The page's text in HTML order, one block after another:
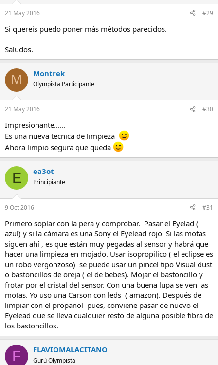
21 May 2016 #29
Si quereis puedo poner más métodos parecidos.
Saludos.
M Montrek
Olympista Participante
21 May 2016 #30
Impresionante......
Es una nueva tecnica de limpieza
Ahora limpio segura que queda
E ea3ot
Principiante
9 Oct 2016 #31
Primero soplar con la pera y comprobar. Pasar el Eyelad (
azul) y si la cámara es una Sony el Eyelead rojo. Si las motas
siguen ahí , es que están muy pegadas al sensor y habrá que
hacer una limpieza en mojado. Usar isopropilico ( el eclipse es
un robo vergonzoso) se puede usar un pincel tipo Visual dust
o bastoncillos de oreja ( el de bebes). Mojar el bastoncillo y
frotar por el cristal del sensor. Con una buena lupa se ven las
motas. Yo uso una Carson con leds ( amazon). Después de
limpiar con el propanol pues, conviene pasar de nuevo el
Eyelead que se lleva cualquier resto de alguna posible fibra de
los bastoncillos.
F FLAVIOMALACITANO
Gurú Olympista